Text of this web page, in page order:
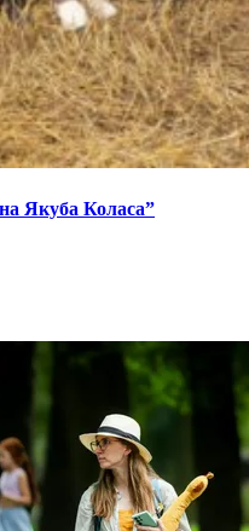
Якуба Коласа”